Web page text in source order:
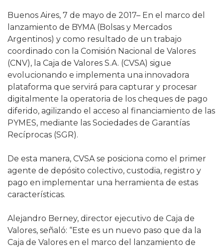
Buenos Aires, 7 de mayo de 2017– En el marco del
lanzamiento de BYMA (Bolsas y Mercados
Argentinos) y como resultado de un trabajo
coordinado con la Comisión Nacional de Valores
(CNV), la Caja de Valores S.A. (CVSA) sigue
evolucionando e implementa una innovadora
plataforma que servirá para capturar y procesar
digitalmente la operatoria de los cheques de pago
diferido, agilizando el acceso al financiamiento de las
PYMES, mediante las Sociedades de Garantías
Recíprocas (SGR).
De esta manera, CVSA se posiciona como el primer
agente de depósito colectivo, custodia, registro y
pago en implementar una herramienta de estas
características.
Alejandro Berney, director ejecutivo de Caja de
Valores, señaló: “Este es un nuevo paso que da la
Caja de Valores en el marco del lanzamiento de